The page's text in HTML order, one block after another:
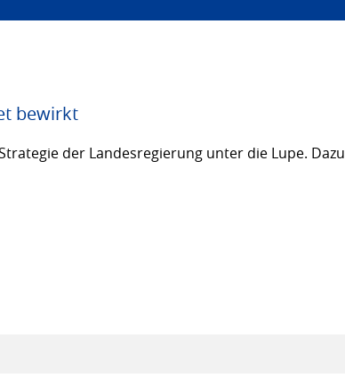
bewirkt
der Landesregierung unter die Lupe. Dazu